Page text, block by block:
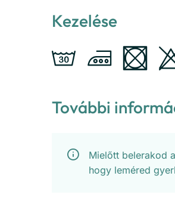
Kezelése
További
Mielőtt belerakod
hogy leméred